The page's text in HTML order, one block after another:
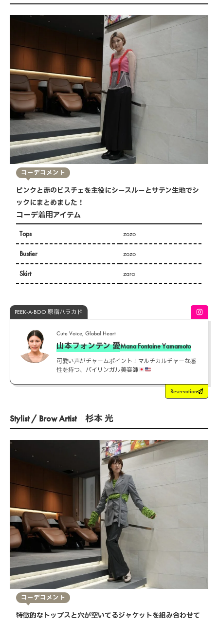
コーデコメント
ピンクと赤のビスチェを主役にシースルーとサテン生地でシ
ックにまとめました！
コーデ着用アイテム
Tops zozo
Bustier zozo
Skirt zara
PEEK-A-BOO 原宿ハラカド
Cute Voice, Global Heart
山本フォンテン 愛Mana Fontaine Yamamoto
可愛い声がチャームポイント！マルチカルチャーな感
性を持つ、バイリンガル美容師
Reservation
Stylist / Brow Artist｜杉本 光
コーデコメント
特徴的なトップスと穴が空いてるジャケットを組み合わせて